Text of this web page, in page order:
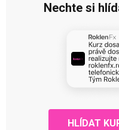
Nechte si
HLÍDAT